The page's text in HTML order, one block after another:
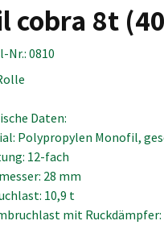
cobra 8t
Nr.:0810
Daten:
Polypropylen Monofil,
12-fach
28 mm
10,9 t
mit Ruckdämpfer: